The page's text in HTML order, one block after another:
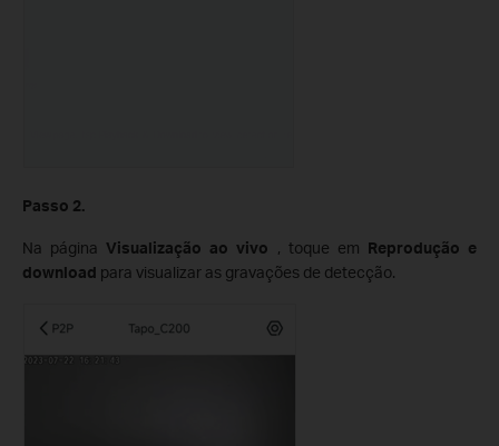
Passo 2.
Na páginaVisualização ao vivo , toque em Reprodução e
download para visualizar as gravações de detecção.